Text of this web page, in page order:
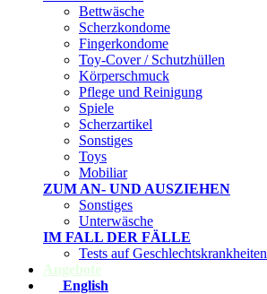
Bettwäsche
Scherzkondome
Fingerkondome
Toy-Cover / Schutzhüllen
Körperschmuck
Pflege und Reinigung
Spiele
Scherzartikel
Sonstiges
Toys
Mobiliar
ZUM AN- UND AUSZIEHEN
Sonstiges
Unterwäsche
IM FALL DER FÄLLE
Tests auf Geschlechtskrankheiten
Angebote
English